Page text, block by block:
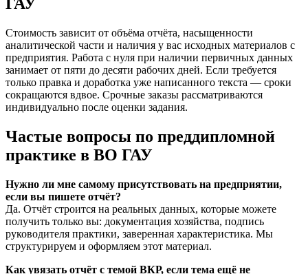
Стоимость зависит от объёма отчёта, насыщенности
аналитической части и наличия у вас исходных материалов с
предприятия. Работа с нуля при наличии первичных данных
занимает от пяти до десяти рабочих дней. Если требуется
только правка и доработка уже написанного текста — сроки
сокращаются вдвое. Срочные заказы рассматриваются
индивидуально после оценки задания.
Частые вопросы по преддипломной
практике в ВО ГАУ
Нужно ли мне самому присутствовать на предприятии,
если вы пишете отчёт?
Да. Отчёт строится на реальных данных, которые можете
получить только вы: документация хозяйства, подпись
руководителя практики, заверенная характеристика. Мы
структурируем и оформляем этот материал.
Как увязать отчёт с темой ВКР, если тема ещё не